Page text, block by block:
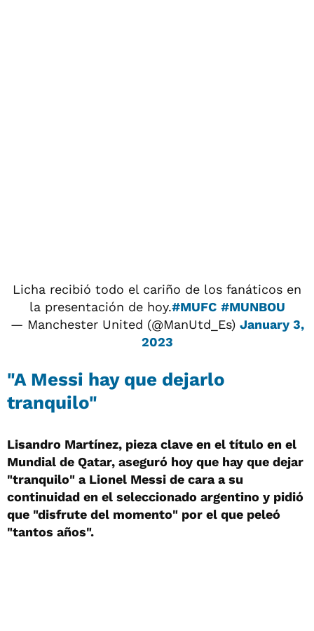
Licha recibió todo el cariño de los fanáticos en
la presentación de hoy.#MUFC #MUNBOU
— Manchester United (@ManUtd_Es) January 3,
2023
"A Messi hay que dejarlo
tranquilo"
Lisandro Martínez, pieza clave en el título en el
Mundial de Qatar, aseguró hoy que hay que dejar
"tranquilo" a Lionel Messi de cara a su
continuidad en el seleccionado argentino y pidió
que "disfrute del momento" por el que peleó
"tantos años".